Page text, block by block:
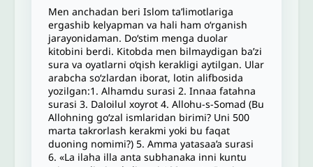
Men anchadan beri Islom ta’limotlariga
ergashib kelyapman va hali ham o‘rganish
jarayonidaman. Do‘stim menga duolar
kitobini berdi. Kitobda men bilmaydigan ba’zi
sura va oyatlarni o‘qish kerakligi aytilgan. Ular
arabcha so‘zlardan iborat, lotin alifbosida
yozilgan:1. Alhamdu surasi 2. Innaa fatahna
surasi 3. Daloilul xoyrot 4. Allohu-s-Somad (Bu
Allohning go‘zal ismlaridan birimi? Uni 500
marta takrorlash kerakmi yoki bu faqat
duoning nomimi?) 5. Amma yatasaa’a surasi
6. «La ilaha illa anta subhanaka inni kuntu